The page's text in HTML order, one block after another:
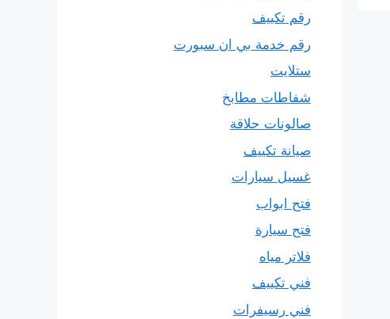
رقم تكييف
رقم خدمة بي ان سبورت
ستلايت
شفاطات مطابخ
صالونات حلاقة
صيانة تكييف
غسيل سيارات
فتح ابواب
فتح سيارة
فلاتر مياه
فني تكييف
فني رسيفرات